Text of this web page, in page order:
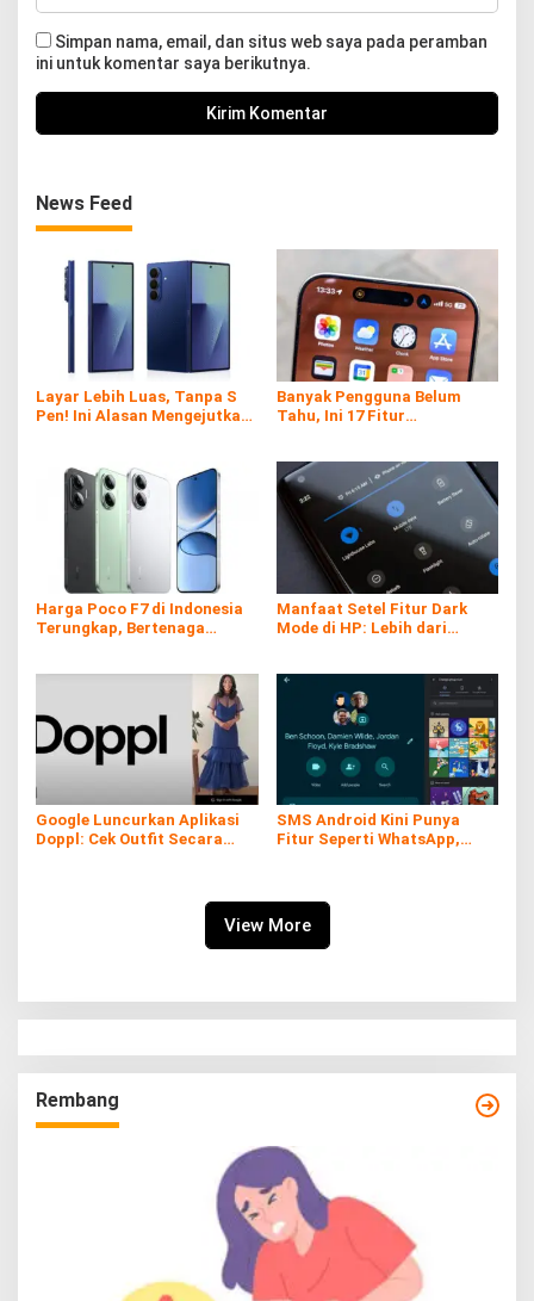
Simpan nama, email, dan situs web saya pada peramban
ini untuk komentar saya berikutnya.
News Feed
Layar Lebih Luas, Tanpa S
Pen! Ini Alasan Mengejutkan
Banyak Pengguna Belum
Tahu, Ini 17 Fitur
Harga Poco F7 di Indonesia
Terungkap, Bertenaga
Manfaat Setel Fitur Dark
Mode di HP: Lebih dari
Google Luncurkan Aplikasi
Doppl: Cek Outfit Secara
SMS Android Kini Punya
Fitur Seperti WhatsApp,
View More
Rembang